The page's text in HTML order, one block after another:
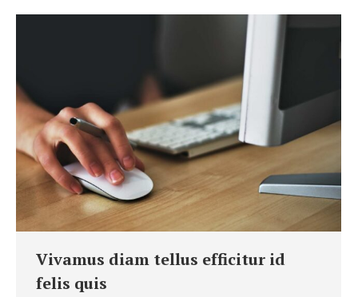
Vivamus diam tellus efficitur id
felis quis